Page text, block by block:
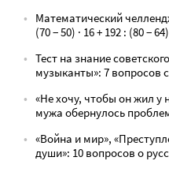
Математический
(70 − 50) · 16 + 192 : (80 − 64)
Тест на знание
музыканты»: 7 вопросов
«Не хочу, чтобы он жил у
мужа обернулось
«Война и мир»,
души»: 10 вопросов о